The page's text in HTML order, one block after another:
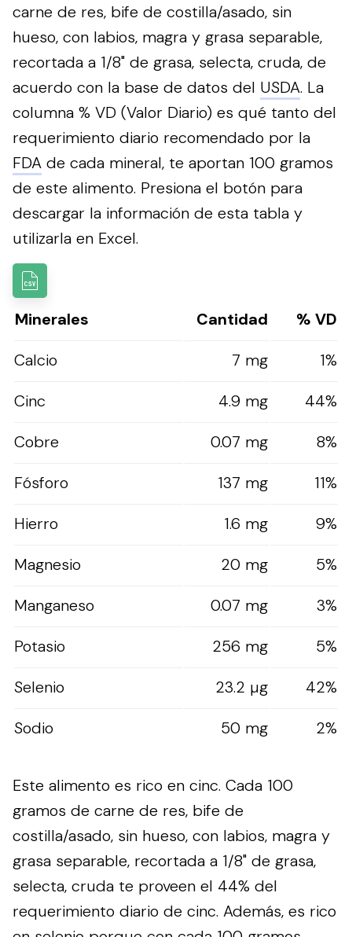
carne de res, bife de costilla/asado, sin
hueso, con labios, magra y grasa separable,
recortada a 1/8" de grasa, selecta, cruda, de
acuerdo con la base de datos del USDA. La
columna % VD (Valor Diario) es qué tanto del
requerimiento diario recomendado por la
FDA de cada mineral, te aportan 100 gramos
de este alimento. Presiona el botón para
descargar la información de esta tabla y
utilizarla en Excel.
Minerales Cantidad
% VD
Calcio
7 mg
1%
Cinc
4.9 mg
44%
Cobre
0.07 mg
8%
Fósforo
137 mg
11%
Hierro
1.6 mg
9%
Magnesio
20 mg
5%
Manganeso
0.07 mg
3%
Potasio
256 mg
5%
Selenio
23.2 µg
42%
Sodio
50 mg 2%
Este alimento es rico en cinc. Cada 100
gramos de carne de res, bife de
costilla/asado, sin hueso, con labios, magra y
grasa separable, recortada a 1/8" de grasa,
selecta, cruda te proveen el 44% del
requerimiento diario de cinc. Además, es rico